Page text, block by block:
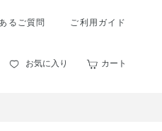
るご質問 ご利用ガイド
お気に入り カート